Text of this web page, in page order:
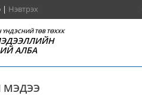
| Нэвтрэх
ТӨВ ТӨХХК
АЛБА
МЭДЭЭ